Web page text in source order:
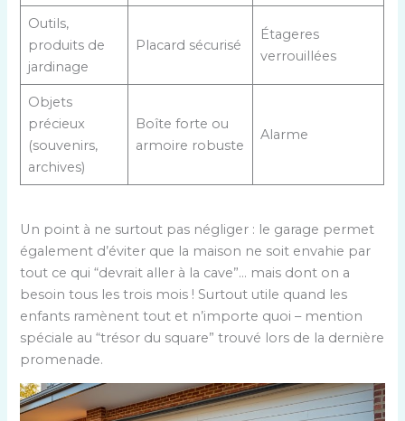
Outils,
produits de
jardinage
Placard sécurisé
Étageres
verrouillées
Objets
précieux
(souvenirs,
archives)
Boîte forte ou
armoire robuste
Alarme
Un point à ne surtout pas négliger : le garage permet
également d’éviter que la maison ne soit envahie par
tout ce qui “devrait aller à la cave”… mais dont on a
besoin tous les trois mois ! Surtout utile quand les
enfants ramènent tout et n’importe quoi – mention
spéciale au “trésor du square” trouvé lors de la dernière
promenade.